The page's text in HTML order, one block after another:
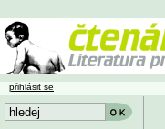
přihlásit se